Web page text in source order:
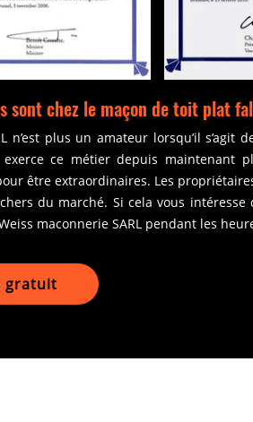
sont chez le maçon de toit plat
n’est plus un amateur lorsqu’il
ce métier depuis maintenant
être extraordinaires. Les
du marché. Si cela vous
maconnerie SARL pendant les
gratuit